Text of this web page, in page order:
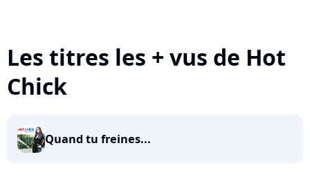
Les titres les + vus de Hot
Chick
Quand tu freines...